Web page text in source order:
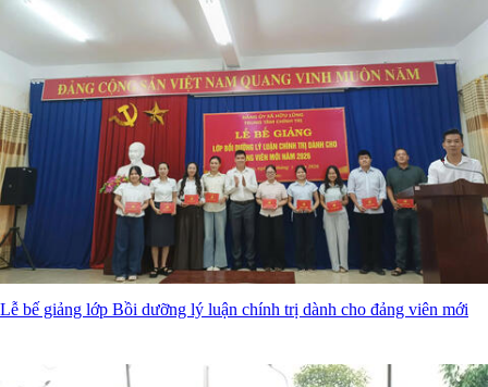
Lễ bế giảng lớp Bồi dưỡng lý luận chính trị dành cho đảng viên mới